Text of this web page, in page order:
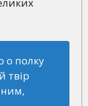
о полку
твір